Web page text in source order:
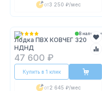
от3 250 ₽/мес
В наличии
Лодка ПВХ КОВЧЕГ 320
НДНД
47 600 ₽
Купить в 1 клик
от2 645 ₽/мес